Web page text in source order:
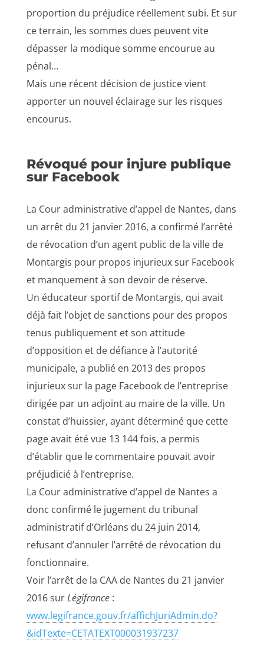
proportion du préjudice réellement subi. Et sur
ce terrain, les sommes dues peuvent vite
dépasser la modique somme encourue au
pénal…
Mais une récent décision de justice vient
apporter un nouvel éclairage sur les risques
encourus.
Révoqué pour injure publique
sur Facebook
La Cour administrative d’appel de Nantes, dans
un arrêt du 21 janvier 2016, a confirmé l’arrêté
de révocation d’un agent public de la ville de
Montargis pour propos injurieux sur Facebook
et manquement à son devoir de réserve.
Un éducateur sportif de Montargis, qui avait
déjà fait l’objet de sanctions pour des propos
tenus publiquement et son attitude
d’opposition et de défiance à l’autorité
municipale, a publié en 2013 des propos
injurieux sur la page Facebook de l’entreprise
dirigée par un adjoint au maire de la ville. Un
constat d’huissier, ayant déterminé que cette
page avait été vue 13 144 fois, a permis
d’établir que le commentaire pouvait avoir
préjudicié à l’entreprise.
La Cour administrative d’appel de Nantes a
donc confirmé le jugement du tribunal
administratif d’Orléans du 24 juin 2014,
refusant d’annuler l’arrêté de révocation du
fonctionnaire.
Voir l’arrêt de la CAA de Nantes du 21 janvier
2016 surLégifrance:
www.legifrance.gouv.fr/affichJuriAdmin.do?
&idTexte=CETATEXT000031937237